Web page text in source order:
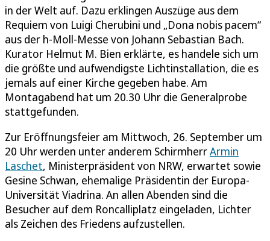
in der Welt auf. Dazu erklingen Auszüge aus dem
Requiem von Luigi Cherubini und „Dona nobis pacem“
aus der h-Moll-Messe von Johann Sebastian Bach.
Kurator Helmut M. Bien erklärte, es handele sich um
die größte und aufwendigste Lichtinstallation, die es
jemals auf einer Kirche gegeben habe. Am
Montagabend hat um 20.30 Uhr die Generalprobe
stattgefunden.
Zur Eröffnungsfeier am Mittwoch, 26. September um
20 Uhr werden unter anderem SchirmherrArmin
Laschet, Ministerpräsident von NRW, erwartet sowie
Gesine Schwan, ehemalige Präsidentin der Europa-
Universität Viadrina. An allen Abenden sind die
Besucher auf dem Roncalliplatz eingeladen, Lichter
als Zeichen des Friedens aufzustellen.